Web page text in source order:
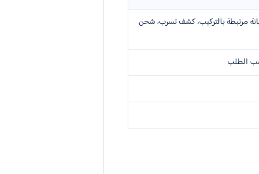
مرتبطة بالتركيب، كشف تسرب، شحن
الطلب